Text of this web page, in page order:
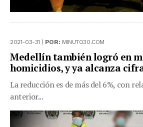
2021-03-31 | POR: MINUTO30.COM
Medellín también logró en
homicidios, y ya alcanza
La reducción es de más del 6%, con
anterior...